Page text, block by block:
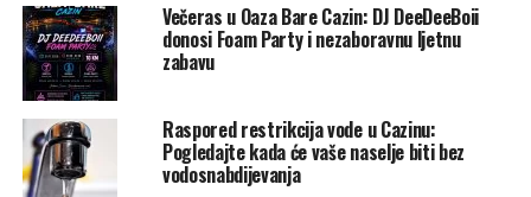
Njihov trud i predanost su primjer kako se marljivošću i
talentom mogu postići odlični rezultati.
Posebne zahvale upućujemo trenerima i roditeljima
dječaka iz HandballAcademy Škola Rukometa
“Srednjoškolac” Novi Grad koji su bili dio tima i u velikoj
mjeri doprinijeli ovom rezultatu. Nadamo se da će u
budućnosti biti više ovakvih saradnji i druženja među
Večeras u Oaza Bare Cazin: DJ DeeDeeBoii
donosi Foam Party i nezaboravnu ljetnu
zabavu
Raspored restrikcija vode u Cazinu:
Pogledajte kada će vaše naselje biti bez
vodosnabdijevanja